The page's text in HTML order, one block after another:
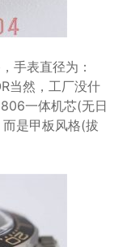
手表直径为：
当然，工厂没什
一体机芯(无日
是甲板风格(拔